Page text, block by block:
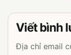
Viết bình
Địa chỉ email